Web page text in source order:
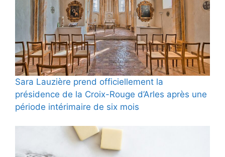
Sara Lauzière prend officiellement la
présidence de la Croix-Rouge d’Arles après une
période intérimaire de six mois